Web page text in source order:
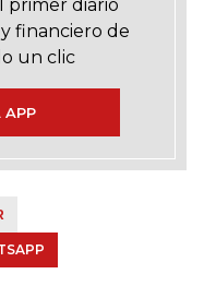
primer diario
financiero de
un clic
APP